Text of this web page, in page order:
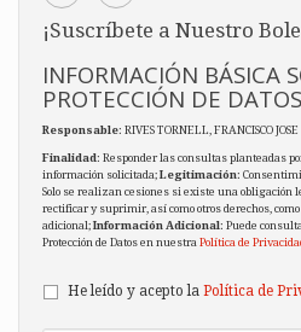
¡Suscríbete a Nuestro
INFORMACIÓN BÁSICA
PROTECCIÓN DE DATOS
Responsable: RIVES TORNELL, FRANCISCO JOSE
Finalidad: Responder las consultas planteadas
información solicitada;Legitimación:
Solo se realizan cesiones si existe una obligación
rectificar y suprimir, así como otros derechos,
adicional;Información Adicional: Puede
Protección de Datos en nuestra Política de
He leído y acepto la Política de